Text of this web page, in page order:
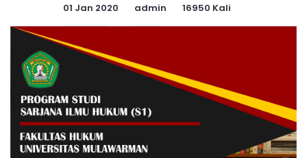
01 Jan 2020 admin 16950 Kali